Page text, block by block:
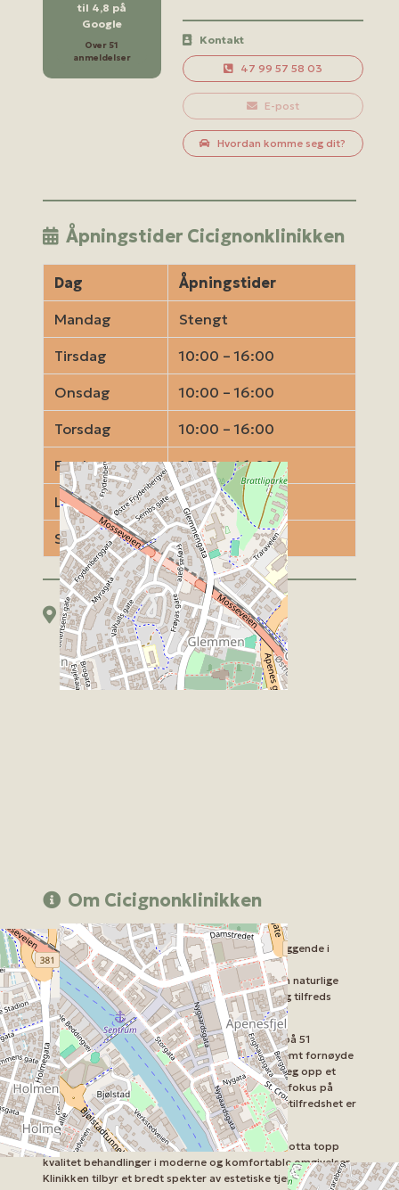
til 4,8 på
Google
Over 51
anmeldelser
Kontakt
47 99 57 58 03
E-post
Hvordan komme seg dit?
Åpningstider Cicignonklinikken
Dag Åpningstider
Mandag Stengt
Tirsdag 10:00 – 16:00
Onsdag 10:00 – 16:00
Torsdag 10:00 – 16:00
Fredag 10:00 – 16:00
Lørdag Stengt
Søndag Stengt
Kart
Om Cicignonklinikken
Velkommen tilCicignonklinikken, et ledende
Skjønnhetssalongi hjertet av Fredrikstad. Beliggende i
Brochs gate 2, tilbyr Cicignonklinikken en rekke
skjønnhetstjenester designet for å fremheve din naturlige
skjønnhet og hjelpe deg med å føle deg trygg og tilfreds
med ditt eget utseende.
Med en imponerende score på 4,8 av 5 basert på 51
anmeldelser, er det tydelig at kundene er ekstremt fornøyde
med tjenestene som tilbys. Klinikken har bygd seg opp et
sterkt omdømme for sin profesjonalitet og sitt fokus på
individuelle behov. Det er ingen tvil om at kundetilfredshet er
en prioritet hos Cicignonklinikken.
Et besøk tilCicignonklinikken betyr at du vil motta topp
kvalitet behandlinger i moderne og komfortable omgivelser.
Klinikken tilbyr et bredt spekter av estetiske tjenester som